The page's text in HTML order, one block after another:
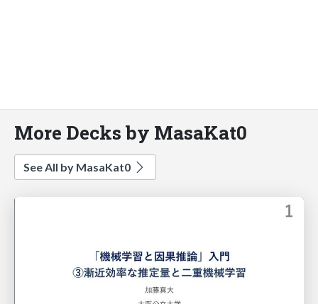
More Decks by MasaKat0
See All by MasaKat0